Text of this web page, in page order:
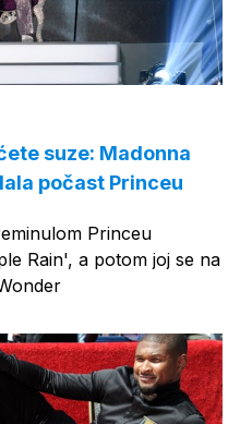
suze: Madonna
počast Princeu
Princeu
Rain', a potom joj se na